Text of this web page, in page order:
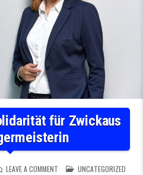
für Zwickaus
LEAVE A COMMENT ON NACH DROHMAIL:
POSTED IN
UNCATEGORIZED